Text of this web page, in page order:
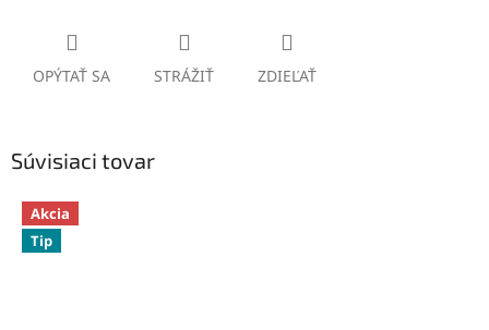
OPÝTAŤ SA STRÁŽIŤ ZDIEĽAŤ
Súvisiaci tovar
Akcia
Tip